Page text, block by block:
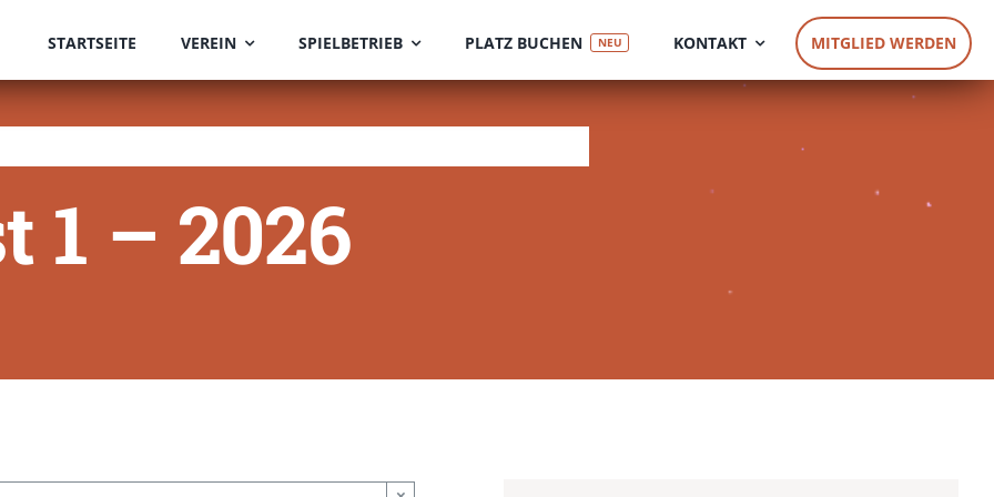
STARTSEITE VEREIN SPIELBETRIEB PLATZ BUCHEN NEU KONTAKT MITGLIED WERDEN
1 – 2026